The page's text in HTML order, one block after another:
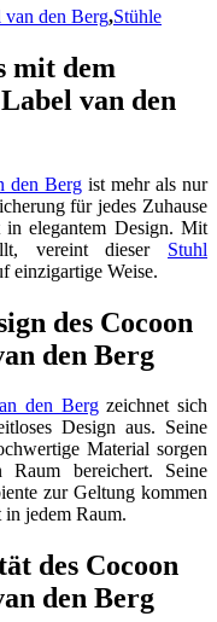
van den Berg,Stühle
mit dem
van den
den Berg ist mehr als nur
für jedes Zuhause
elegantem Design. Mit
vereint dieser Stuhl
einzigartige Weise.
des Cocoon
den Berg
den Bergzeichnet sich
Design aus. Seine
Material sorgen
bereichert. Seine
zur Geltung kommen
jedem Raum.
des Cocoon
den Berg